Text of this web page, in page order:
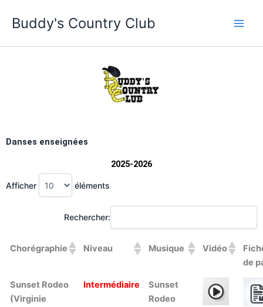
Buddy's Country Club
Danses enseignées
2025-2026
Afficher éléments
Rechercher:
Chorégraphie Niveau Musique Vidéo
de
Sunset Rodeo
(Virginie
Intermédiaire
Sunset
Rodeo